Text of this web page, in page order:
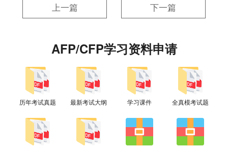
上一篇 下一篇
AFP/CFP学习资料申请
历年考试真题 最新考试大纲 学习课件 全真模考试题